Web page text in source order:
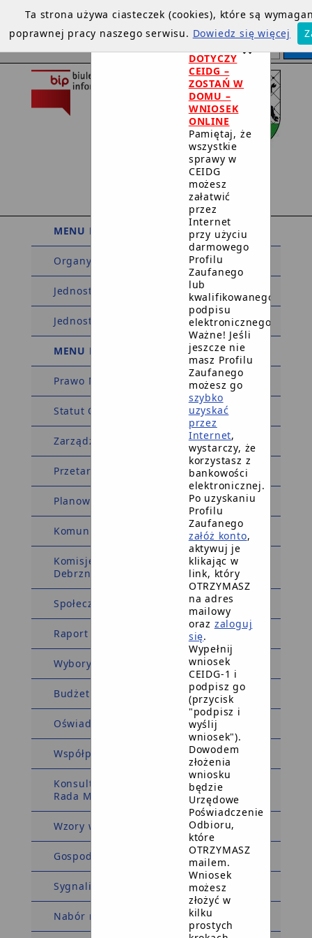
Urząd Miejski
w Debrznie
MENU PODMIOTOWE
Organy
Jednostki organizacyjne
Jednostki pomocnicze
MENU PRZEDMIOTOWE
Prawo Miejscowe
Statut Gminy
Zarządzenia Burmistrza
Przetargi, konkursy, zamówienia
Planowanie przestrzenne
Komunikaty i Ogłoszenia
Komisje - powołane przez Burmistrza
Debrzna
Społeczna Komisja Mieszkaniowa
Raport o stanie Gminy
Wybory i referenda
Budżet Obywatelski
Oświadczenia majątkowe
Współpraca z organizacjami
Konsultacje społeczne Rada Seniorów,
Rada Młodzieżowa
Wzory wniosków i formularzy
Gospodarka i finanse
Sygnaliści
Nabór na ławników
Ta strona używa ciasteczek (cookies), które są
poprawnej pracy naszego serwisu. Dowiedz się więcej
×
DOTYCZY
CEIDG –
ZOSTAŃ W
DOMU –
WNIOSEK
ONLINE
Pamiętaj, że
wszystkie
sprawy w
CEIDG
możesz
załatwić
przez
Internet
przy użyciu
darmowego
Profilu
Zaufanego
lub
kwalifikowanego
podpisu
elektronicznego.
Ważne! Jeśli
jeszcze nie
masz Profilu
Zaufanego
możesz go
szybko
uzyskać
przez
Internet,
wystarczy, że
korzystasz z
bankowości
elektronicznej.
Po uzyskaniu
Profilu
Zaufanego
załóż konto,
aktywuj je
klikając w
link, który
OTRZYMASZ
na adres
mailowy
oraz zaloguj
się.
Wypełnij
wniosek
CEIDG-1 i
podpisz go
(przycisk
"podpisz i
wyślij
wniosek").
Dowodem
złożenia
wniosku
będzie
Urzędowe
Poświadczenie
Odbioru,
które
OTRZYMASZ
mailem.
Wniosek
możesz
złożyć w
kilku
prostych